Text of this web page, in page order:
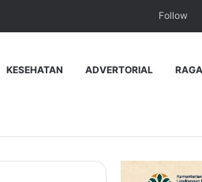
Follow
KESEHATAN ADVERTORIAL